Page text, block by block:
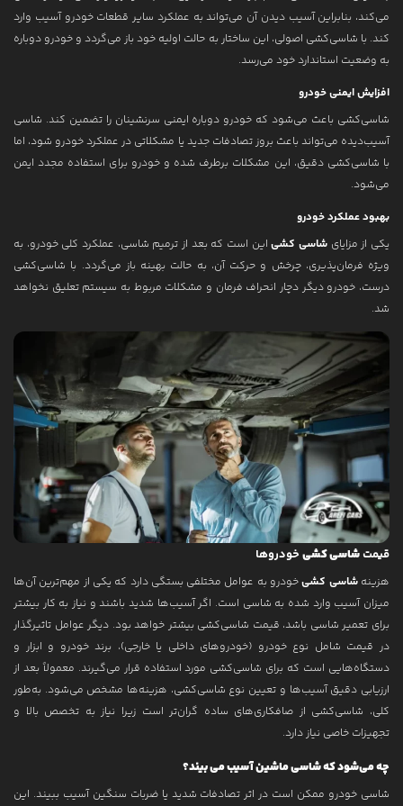
می‌کند، بنابراین آسیب دیدن آن می‌تواند به عملکرد سایر قطعات خودرو آسیب وارد
کند. با شاسی‌کشی اصولی، این ساختار به حالت اولیه خود باز می‌گردد و خودرو دوباره
به وضعیت استاندارد خود می‌رسد.
افزایش ایمنی خودرو
شاسی‌کشی باعث می‌شود که خودرو دوباره ایمنی سرنشینان را تضمین کند. شاسی
آسیب‌دیده می‌تواند باعث بروز تصادفات جدید یا مشکلاتی در عملکرد خودرو شود، اما
با شاسی‌کشی دقیق، این مشکلات برطرف شده و خودرو برای استفاده مجدد ایمن
می‌شود.
بهبود عملکرد خودرو
یکی از مزایای شاسی کشیاین است که بعد از ترمیم شاسی، عملکرد کلی خودرو، به
ویژه فرمان‌پذیری، چرخش و حرکت آن، به حالت بهینه باز می‌گردد. با شاسی‌کشی
درست، خودرو دیگر دچار انحراف فرمان و مشکلات مربوط به سیستم تعلیق نخواهد
شد.
قیمتشاسی کشی خودروها
هزینهشاسی کشیخودرو به عوامل مختلفی بستگی دارد که یکی از مهم‌ترین آن‌ها
میزان آسیب وارد شده به شاسی است. اگر آسیب‌ها شدید باشند و نیاز به کار بیشتر
برای تعمیر شاسی باشد، قیمت شاسی‌کشی بیشتر خواهد بود. دیگر عوامل تاثیرگذار
در قیمت شامل نوع خودرو (خودروهای داخلی یا خارجی)، برند خودرو و ابزار و
دستگاه‌هایی است که برای شاسی‌کشی مورد استفاده قرار می‌گیرند. معمولاً بعد از
ارزیابی دقیق آسیب‌ها و تعیین نوع شاسی‌کشی، هزینه‌ها مشخص می‌شود. به‌طور
کلی، شاسی‌کشی از صافکاری‌های ساده گران‌تر است زیرا نیاز به تخصص بالا و
تجهیزات خاصی نیاز دارد.
چه می‌شود که شاسی ماشین آسیب می بیند؟
شاسی خودرو ممکن است در اثر تصادفات شدید یا ضربات سنگین آسیب ببیند. این